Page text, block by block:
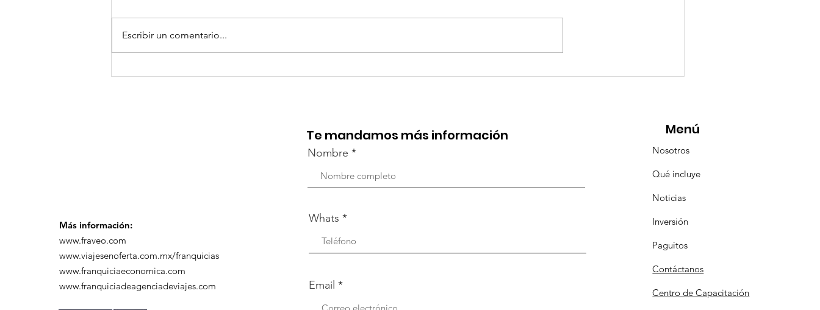
¡Arte, Vino y las Mejores
¡Acapulco y Guerrero se
¡Presencia Destacada en
Escribir un comentario...
Más información:
www.fraveo.com
www.viajesenoferta.com.mx/franquicias
www.franquiciaeconomica.com
www.franquiciadeagenciadeviajes.com
Te mandamos más información
Nombre
Whats
Email
Menú
Nosotros
Qué incluye
Noticias
Inversión
Paguitos
Contáctanos
Centro de Capacitación